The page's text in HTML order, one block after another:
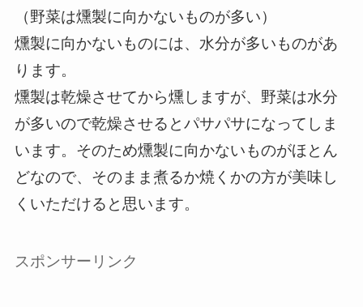
（野菜は燻製に向かないものが多い）
燻製に向かないものには、水分が多いものがあ
ります。
燻製は乾燥させてから燻しますが、野菜は水分
が多いので乾燥させるとパサパサになってしま
います。そのため燻製に向かないものがほとん
どなので、そのまま煮るか焼くかの方が美味し
くいただけると思います。
スポンサーリンク